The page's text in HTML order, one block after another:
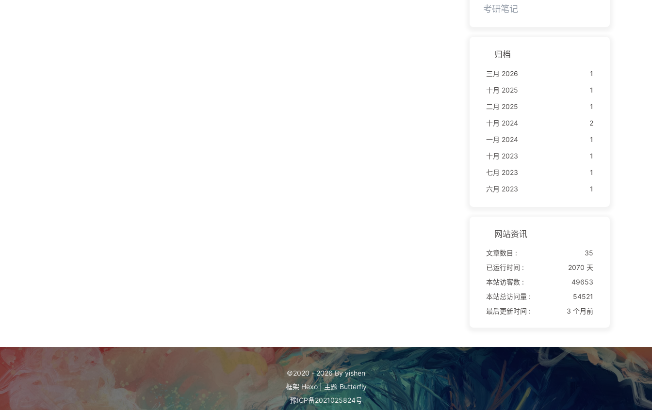
考研笔记
归档
三月 2026
1
十月 2025
1
二月 2025
1
十月 2024
2
一月 2024
1
十月 2023
1
七月 2023
1
六月 2023
1
网站资讯
文章数目 :
35
已运行时间 :
2070 天
本站访客数 :
49653
本站总访问量 :
54521
最后更新时间 :
3 个月前
©2020 - 2026 By yishen
框架Hexo | 主题 Butterfly
豫ICP备2021025824号